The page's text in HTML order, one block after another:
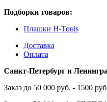
Подборки товаров:
Плашки H-Tools
Доставка
Оплата
Санкт-Петербург и
Заказ до 50 000 руб. - 1500